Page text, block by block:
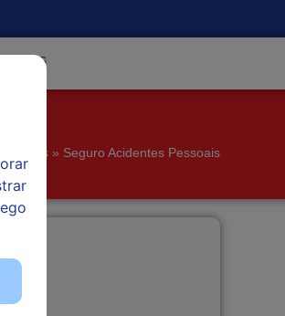
» Seguro Acidentes Pessoais